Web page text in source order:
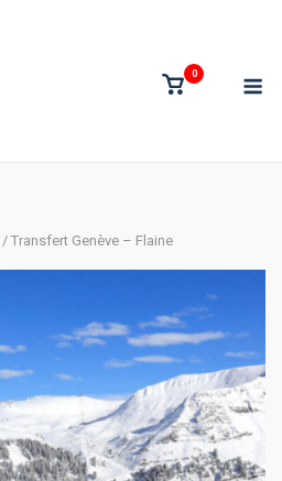
View
0
/ Transfert Genève – Flaine